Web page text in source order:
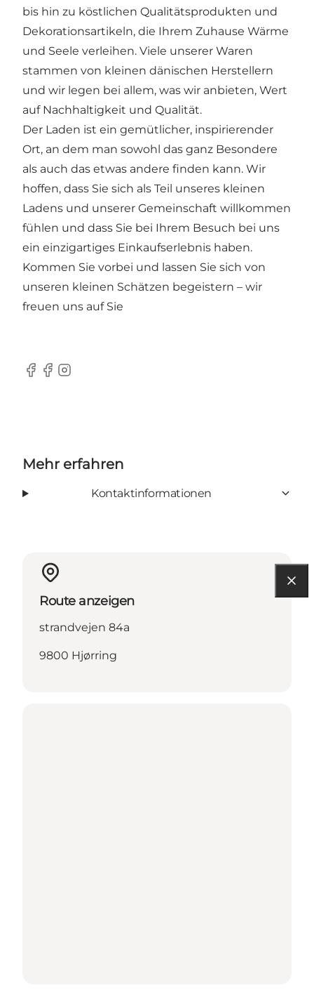
bis hin zu köstlichen Qualitätsprodukten und
Dekorationsartikeln, die Ihrem Zuhause Wärme
und Seele verleihen. Viele unserer Waren
stammen von kleinen dänischen Herstellern
und wir legen bei allem, was wir anbieten, Wert
auf Nachhaltigkeit und Qualität.
Der Laden ist ein gemütlicher, inspirierender
Ort, an dem man sowohl das ganz Besondere
als auch das etwas andere finden kann. Wir
hoffen, dass Sie sich als Teil unseres kleinen
Ladens und unserer Gemeinschaft willkommen
fühlen und dass Sie bei Ihrem Besuch bei uns
ein einzigartiges Einkaufserlebnis haben.
Kommen Sie vorbei und lassen Sie sich von
unseren kleinen Schätzen begeistern – wir
freuen uns auf Sie
Facebook
Facebook
Instagram
Mehr erfahren
Kontaktinformationen
Route anzeigen
strandvejen 84a
9800 Hjørring